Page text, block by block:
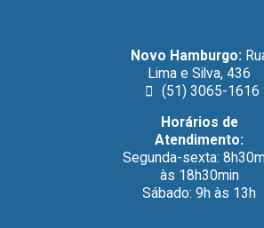
Junte-se a Nós! Ajude a
AMA – NH – Associação de Pais e
saber + sobre esta linda história! Ajude a
Novo Hamburgo:
Lima e Silva, 436
(51) 3065-1616
Horários de
Atendimento:
Segunda-sexta:
às 18h30min
Sábado: 9h às 13h